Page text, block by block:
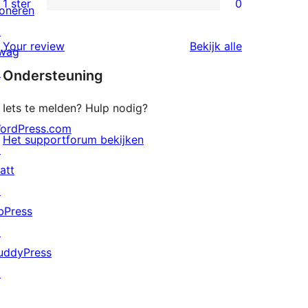
sterren
beoordelingen
0
sterren
beoordelingen
1 ster 0
Your review Bekijk alle
Ondersteuning
Iets te melden? Hulp nodig?
Het supportforum bekijken